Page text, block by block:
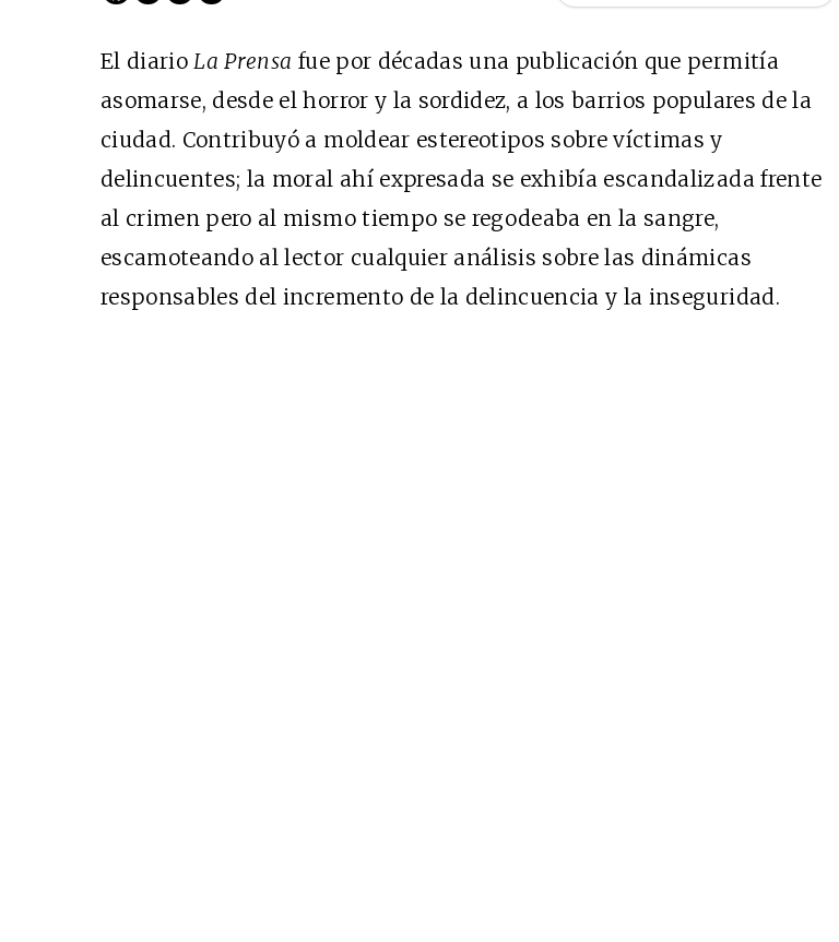
El diario La Prensa fue por décadas una publicación que permitía
asomarse, desde el horror y la sordidez, a los barrios populares de la
ciudad. Contribuyó a moldear estereotipos sobre víctimas y
delincuentes; la moral ahí expresada se exhibía escandalizada frente
al crimen pero al mismo tiempo se regodeaba en la sangre,
escamoteando al lector cualquier análisis sobre las dinámicas
responsables del incremento de la delincuencia y la inseguridad.
Cine desde los márgenes
EDICIÓN MÉXICO
Cine desde los márgenes
EDICIÓN ESPAÑA